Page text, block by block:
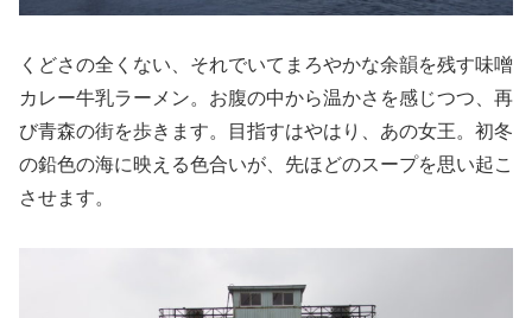
くどさの全くない、それでいてまろやかな余韻を残す味噌
カレー牛乳ラーメン。お腹の中から温かさを感じつつ、再
び青森の街を歩きます。目指すはやはり、あの女王。初冬
の鉛色の海に映える色合いが、先ほどのスープを思い起こ
させます。